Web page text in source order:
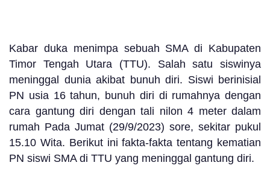
Kabar duka menimpa sebuah SMA di Kabupaten
Timor Tengah Utara (TTU). Salah satu siswinya
meninggal dunia akibat bunuh diri. Siswi berinisial
PN usia 16 tahun, bunuh diri di rumahnya dengan
cara gantung diri dengan tali nilon 4 meter dalam
rumah Pada Jumat (29/9/2023) sore, sekitar pukul
15.10 Wita. Berikut ini fakta-fakta tentang kematian
PN siswi SMA di TTU yang meninggal gantung diri.